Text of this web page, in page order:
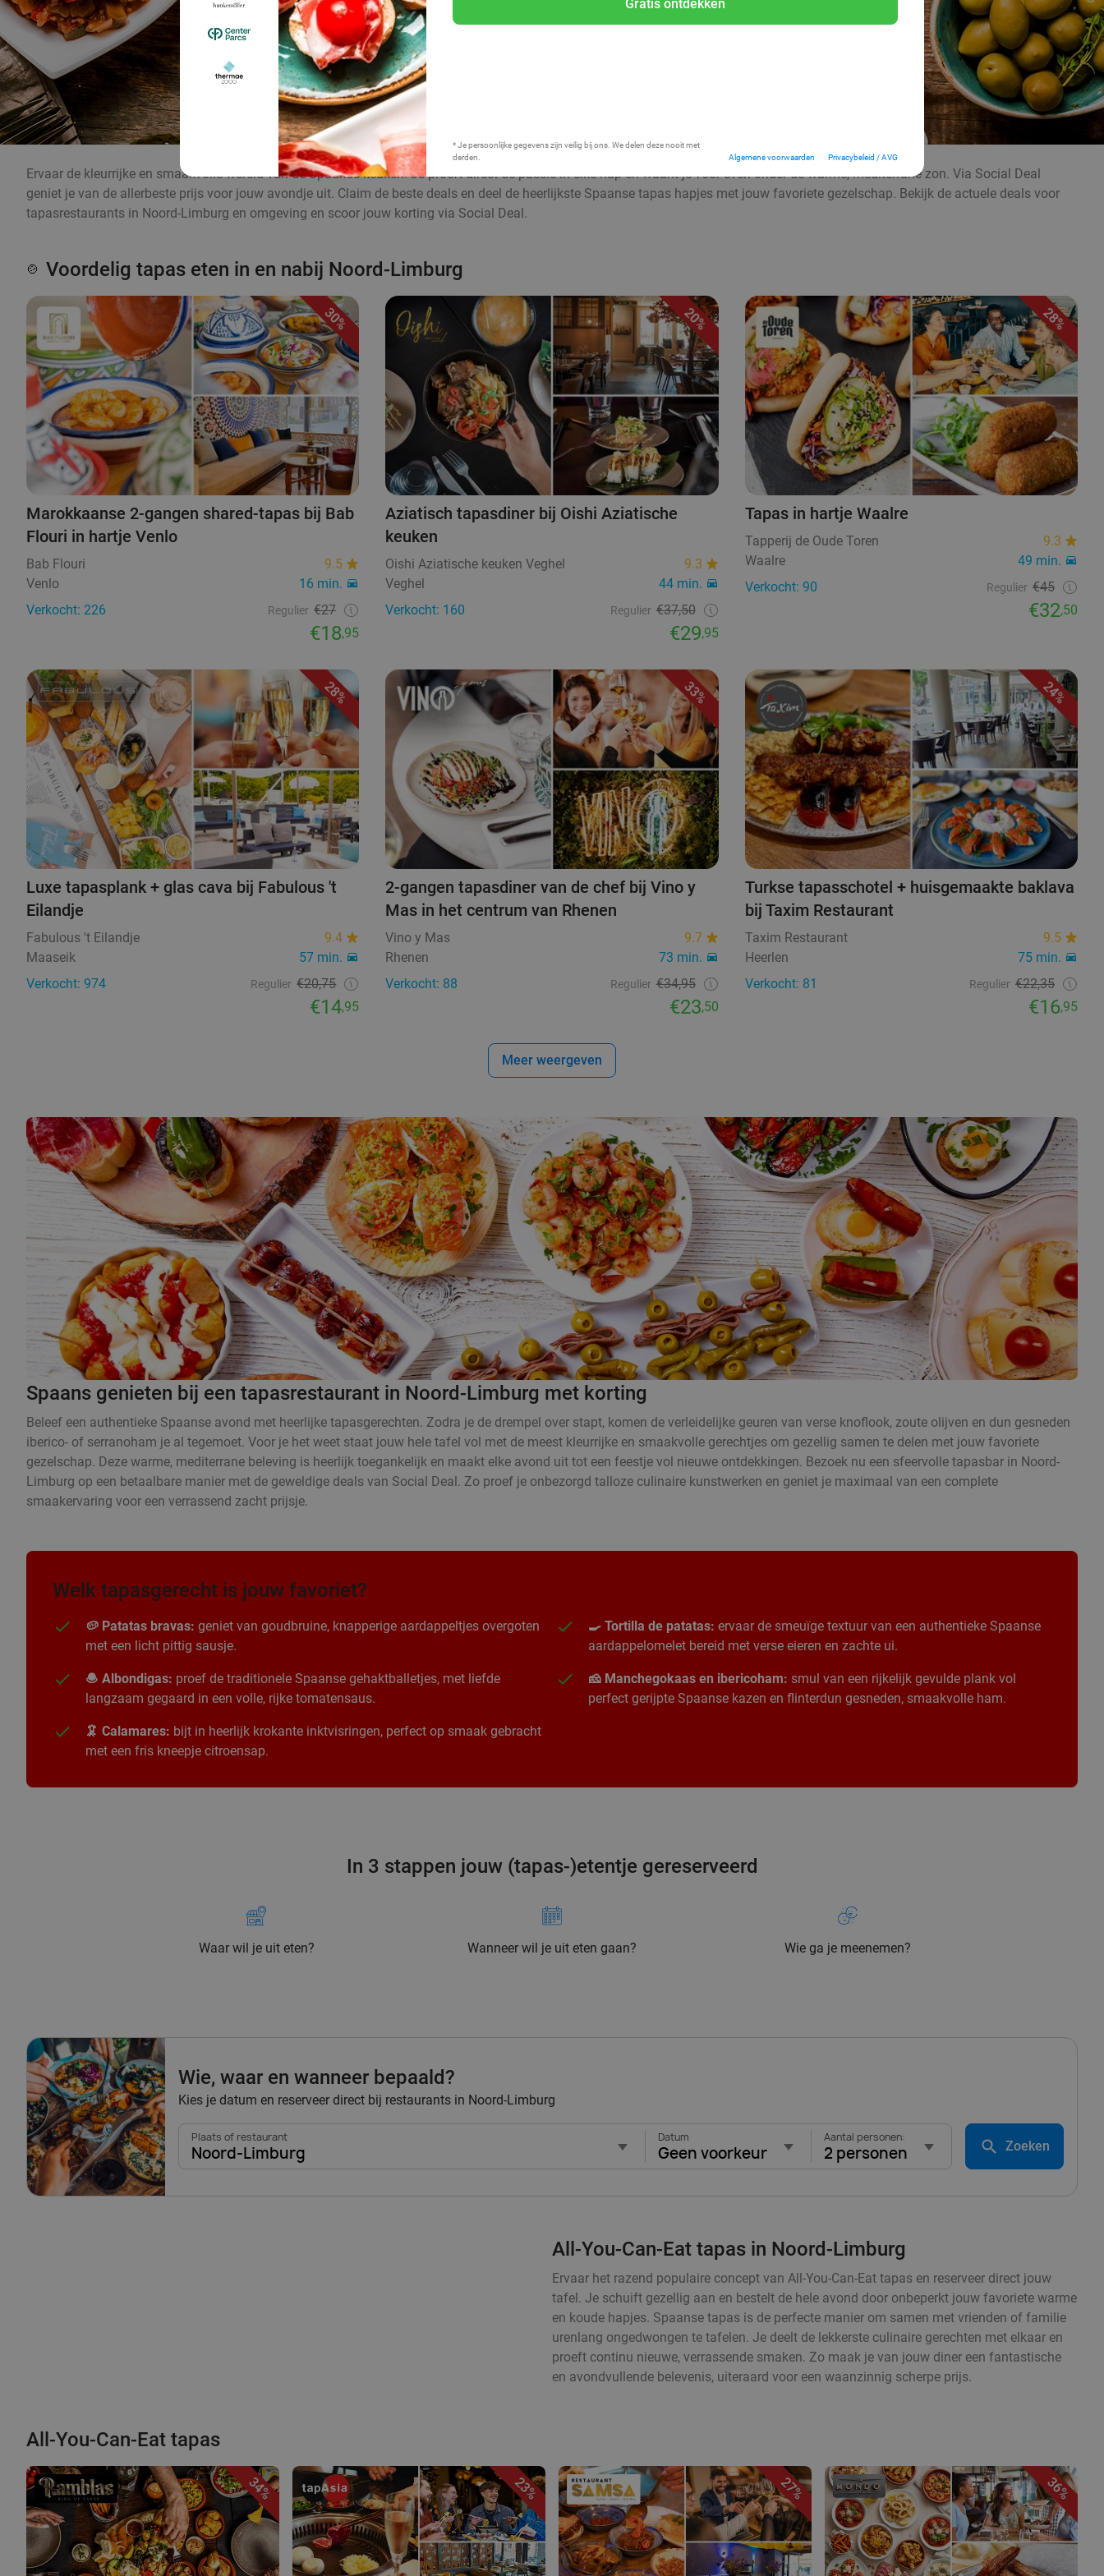
Gratis ontdekken
* Je persoonlijke gegevens zijn veilig bij ons. We delen deze nooit met
derden.
Algemene voorwaarden Privacybeleid / AVG
Ervaar de kleurrijke en smaakvolle wereld van de Spaanse keuken. Je proeft direct de passie in elke hap en waant je voor even onder de warme, mediterrane zon. Via Social Deal
geniet je van de allerbeste prijs voor jouw avondje uit. Claim de beste deals en deel de heerlijkste Spaanse tapas hapjes met jouw favoriete gezelschap. Bekijk de actuele deals voor
tapasrestaurants in Noord-Limburg en omgeving en scoor jouw korting via Social Deal.
🍲 Voordelig tapas eten in en nabij Noord-Limburg
30%
Marokkaanse 2-gangen shared-tapas bij Bab
Flouri in hartje Venlo
Bab Flouri
9.5
Venlo
16 min.
Verkocht: 226
Regulier €27
€18,95
20%
Aziatisch tapasdiner bij Oishi Aziatische
keuken
Oishi Aziatische keuken Veghel
9.3
Veghel
44 min.
Verkocht: 160
Regulier €37,50
€29,95
28%
Tapas in hartje Waalre
Tapperij de Oude Toren
9.3
Waalre
49 min.
Verkocht: 90
Regulier €45
€32,50
28%
Luxe tapasplank + glas cava bij Fabulous 't
Eilandje
Fabulous 't Eilandje
9.4
Maaseik
57 min.
Verkocht: 974
Regulier €20,75
€14,95
33%
2-gangen tapasdiner van de chef bij Vino y
Mas in het centrum van Rhenen
Vino y Mas
9.7
Rhenen
73 min.
Verkocht: 88
Regulier €34,95
€23,50
24%
Turkse tapasschotel + huisgemaakte baklava
bij Taxim Restaurant
Taxim Restaurant
9.5
Heerlen
75 min.
Verkocht: 81
Regulier €22,35
€16,95
Meer weergeven
Spaans genieten bij een tapasrestaurant in Noord-Limburg met korting
Beleef een authentieke Spaanse avond met heerlijke tapasgerechten. Zodra je de drempel over stapt, komen de verleidelijke geuren van verse knoflook, zoute olijven en dun gesneden
iberico- of serranoham je al tegemoet. Voor je het weet staat jouw hele tafel vol met de meest kleurrijke en smaakvolle gerechtjes om gezellig samen te delen met jouw favoriete
gezelschap. Deze warme, mediterrane beleving is heerlijk toegankelijk en maakt elke avond uit tot een feestje vol nieuwe ontdekkingen. Bezoek nu een sfeervolle tapasbar in Noord-
Limburg op een betaalbare manier met de geweldige deals van Social Deal. Zo proef je onbezorgd talloze culinaire kunstwerken en geniet je maximaal van een complete
smaakervaring voor een verrassend zacht prijsje.
Welk tapasgerecht is jouw favoriet?
🥔 Patatas bravas: geniet van goudbruine, knapperige aardappeltjes overgoten
met een licht pittig sausje.
🧆 Albondigas: proef de traditionele Spaanse gehaktballetjes, met liefde
langzaam gegaard in een volle, rijke tomatensaus.
🦑 Calamares: bijt in heerlijk krokante inktvisringen, perfect op smaak gebracht
met een fris kneepje citroensap.
🍳 Tortilla de patatas: ervaar de smeuïge textuur van een authentieke Spaanse
aardappelomelet bereid met verse eieren en zachte ui.
🧀 Manchegokaas en ibericoham: smul van een rijkelijk gevulde plank vol
perfect gerijpte Spaanse kazen en flinterdun gesneden, smaakvolle ham.
In 3 stappen jouw (tapas-)etentje gereserveerd
Waar wil je uit eten? Wanneer wil je uit eten gaan? Wie ga je meenemen?
Wie, waar en wanneer bepaald?
Kies je datum en reserveer direct bij restaurants in Noord-Limburg
Plaats of restaurant
Noord-Limburg
Datum
Geen voorkeur
Aantal personen:
2 personen Zoeken
All-You-Can-Eat tapas in Noord-Limburg
Ervaar het razend populaire concept van All-You-Can-Eat tapas en reserveer direct jouw
tafel. Je schuift gezellig aan en bestelt de hele avond door onbeperkt jouw favoriete warme
en koude hapjes. Spaanse tapas is de perfecte manier om samen met vrienden of familie
urenlang ongedwongen te tafelen. Je deelt de lekkerste culinaire gerechten met elkaar en
proeft continu nieuwe, verrassende smaken. Zo maak je van jouw diner een fantastische
en avondvullende belevenis, uiteraard voor een waanzinnig scherpe prijs.
All-You-Can-Eat tapas
34% 23% 27% 36%